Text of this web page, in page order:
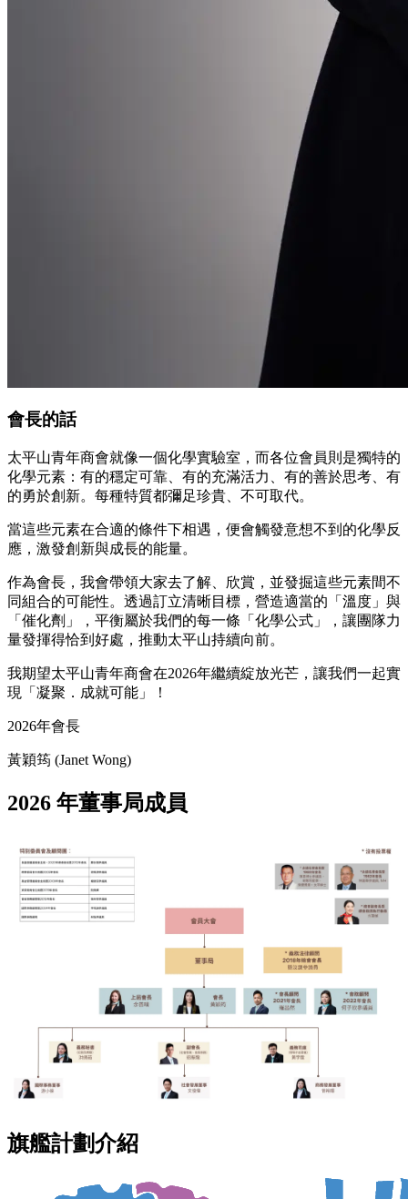
會長的話
太平山青年商會就像一個化學實驗室，而各位會員則是獨特的
化學元素：有的穩定可靠、有的充滿活力、有的善於思考、有
的勇於創新。每種特質都彌足珍貴、不可取代。
當這些元素在合適的條件下相遇，便會觸發意想不到的化學反
應，激發創新與成長的能量。
作為會長，我會帶領大家去了解、欣賞，並發掘這些元素間不
同組合的可能性。透過訂立清晰目標，營造適當的「溫度」與
「催化劑」，平衡屬於我們的每一條「化學公式」，讓團隊力
量發揮得恰到好處，推動太平山持續向前。
我期望太平山青年商會在2026年繼續綻放光芒，讓我們一起實
現「凝聚．成就可能」！
2026年會長
黃穎筠 (Janet Wong)
2026 年董事局成員
旗艦計劃介紹